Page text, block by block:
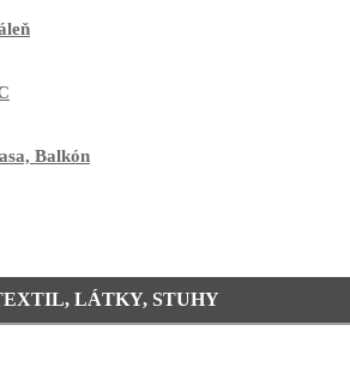
Balkón
LÁTKY, STUHY